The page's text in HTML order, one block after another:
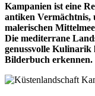
Kampanien ist eine
antiken Vermächtnis,
malerischen
Die mediterrane
genussvolle Kulinarik
Bilderbuch erkennen.